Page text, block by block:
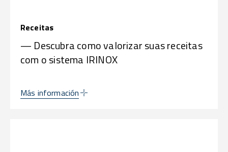
Receitas
— Descubra como valorizar suas receitas
com o sistema IRINOX
Más información